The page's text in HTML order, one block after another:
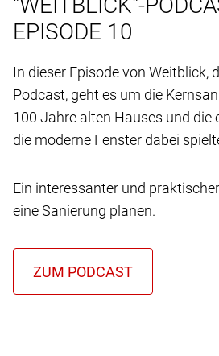
"WEITBLICK"-
EPISODE 10
In dieser Episode von Weitblick,
Podcast, geht es um die
100 Jahre alten Hauses und die
die moderne Fenster dabei
Ein interessanter und
eine Sanierung planen.